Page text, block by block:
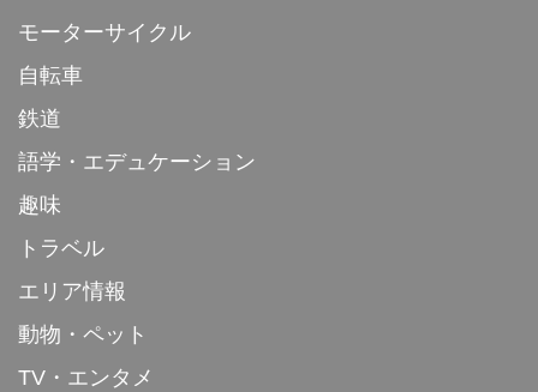
モーターサイクル
自転車
鉄道
語学・エデュケーション
趣味
トラベル
エリア情報
動物・ペット
TV・エンタメ